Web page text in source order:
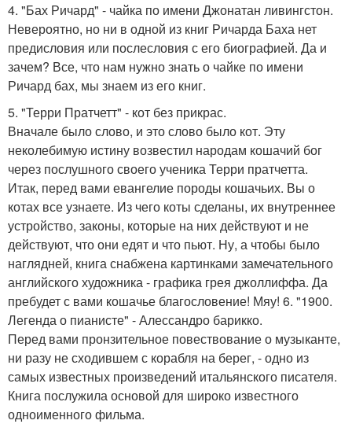
4. "Бах Ричард" - чайка по имени Джонатан ливингстон.
Невероятно, но ни в одной из книг Ричарда Баха нет
предисловия или послесловия с его биографией. Да и
зачем? Все, что нам нужно знать о чайке по имени
Ричард бах, мы знаем из его книг.
5. "Терри Пратчетт" - кот без прикрас.
Вначале было слово, и это слово было кот. Эту
неколебимую истину возвестил народам кошачий бог
через послушного своего ученика Терри пратчетта.
Итак, перед вами евангелие породы кошачьих. Вы о
котах все узнаете. Из чего коты сделаны, их внутреннее
устройство, законы, которые на них действуют и не
действуют, что они едят и что пьют. Ну, а чтобы было
наглядней, книга снабжена картинками замечательного
английского художника - графика грея джоллиффа. Да
пребудет с вами кошачье благословение! Мяу! 6. "1900.
Легенда о пианисте" - Алессандро барикко.
Перед вами пронзительное повествование о музыканте,
ни разу не сходившем с корабля на берег, - одно из
самых известных произведений итальянского писателя.
Книга послужила основой для широко известного
одноименного фильма.